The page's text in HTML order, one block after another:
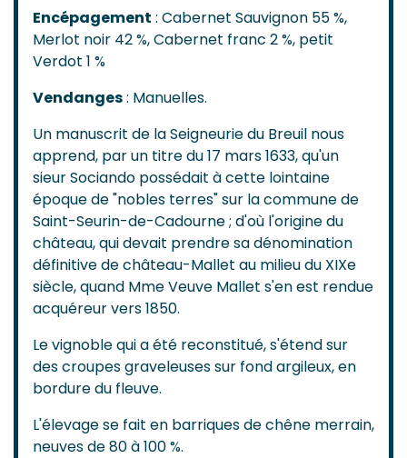
Encépagement : Cabernet Sauvignon 55 %,
Merlot noir 42 %, Cabernet franc 2 %, petit
Verdot 1 %
Vendanges: Manuelles.
Un manuscrit de la Seigneurie du Breuil nous
apprend, par un titre du 17 mars 1633, qu'un
sieur Sociando possédait à cette lointaine
époque de "nobles terres" sur la commune de
Saint-Seurin-de-Cadourne ; d'où l'origine du
château, qui devait prendre sa dénomination
définitive de château-Mallet au milieu du XIXe
siècle, quand Mme Veuve Mallet s'en est rendue
acquéreur vers 1850.
Le vignoble qui a été reconstitué, s'étend sur
des croupes graveleuses sur fond argileux, en
bordure du fleuve.
L'élevage se fait en barriques de chêne merrain,
neuves de 80 à 100 %.